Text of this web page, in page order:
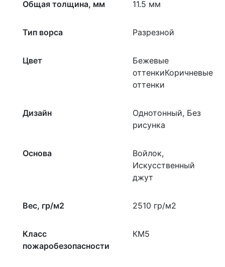
Общая толщина, мм 11.5 мм
Тип ворса Разрезной
Цвет
Бежевые
оттенкиКоричневые
оттенки
Дизайн
Однотонный, Без
рисунка
Основа
Войлок,
Искусственный
джут
Вес, гр/м2 2510 гр/м2
Класс
пожаробезопасности
КМ5